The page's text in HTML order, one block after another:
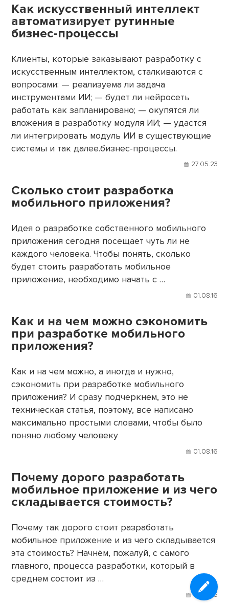
Как искусственный интеллект
автоматизирует рутинные
бизнес-процессы
Клиенты, которые заказывают разработку с
искусственным интеллектом, сталкиваются с
вопросами: — реализуема ли задача
инструментами ИИ; — будет ли нейросеть
работать как запланировано; — окупятся ли
вложения в разработку модуля ИИ; — удастся
ли интегрировать модуль ИИ в существующие
системы и так далее.бизнес-процессы.
27.05.23
Сколько стоит разработка
мобильного приложения?
Идея о разработке собственного мобильного
приложения сегодня посещает чуть ли не
каждого человека. Чтобы понять, сколько
будет стоить разработать мобильное
приложение, необходимо начать с …
01.08.16
Как и на чем можно сэкономить
при разработке мобильного
приложения?
Как и на чем можно, а иногда и нужно,
сэкономить при разработке мобильного
приложения? И сразу подчеркнем, это не
техническая статья, поэтому, все написано
максимально простыми словами, чтобы было
поняно любому человеку
01.08.16
Почему дорого разработать
мобильное приложение и из чего
складывается стоимость?
Почему так дорого стоит разработать
мобильное приложение и из чего складывается
эта стоимость? Начнём, пожалуй, с самого
главного, процесса разработки, который в
среднем состоит из …
01.08.16